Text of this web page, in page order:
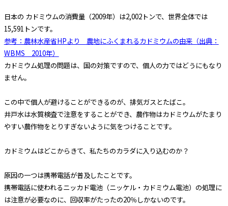
日本の カドミウムの消費量（2009年）は2,002トンで、世界全体では
15,591トンです。
参考：農林水産省HPより 農地にふくまれるカドミウムの由来（出典：
WBMS 2010年）
カドミウム処理の問題は、国の対策ですので、個人の力ではどうにもなり
ません。
この中で個人が避けることができるのが、排気ガスとたばこ。
井戸水は水質検査で注意をすることができ、農作物はカドミウムがたまり
やすい農作物をとりすぎないように気をつけることです。
カドミウムはどこからきて、私たちのカラダに入り込むのか？
原因の一つは携帯電話が普及したことです。
携帯電話に使われるニッカド電池（ニッケル・カドミウム電池）の処理に
は注意が必要なのに、回収率がたったの20％しかないのです。